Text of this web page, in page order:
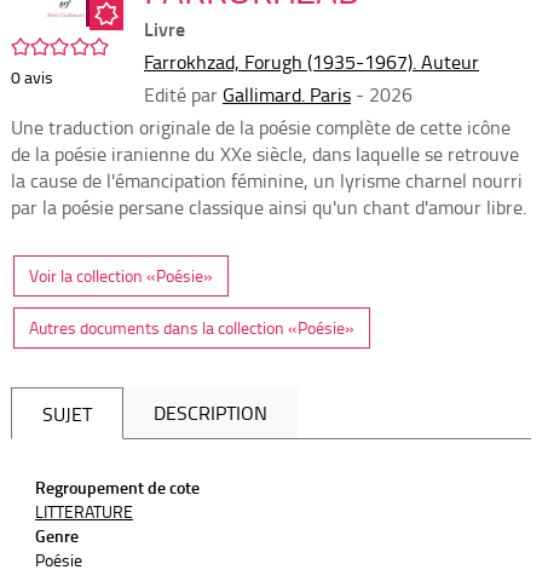
/5
0avis
Livre
Farrokhzad, Forugh (1935-1967). Auteur
Edité par Gallimard. Paris - 2026
Une traduction originale de la poésie complète de cette icône
de la poésie iranienne du XXe siècle, dans laquelle se retrouve
la cause de l'émancipation féminine, un lyrisme charnel nourri
par la poésie persane classique ainsi qu'un chant d'amour libre.
Voir la collection «Poésie»
Autres documents dans la collection «Poésie»
SUJET DESCRIPTION
Regroupement de cote
LITTERATURE
Genre
Poésie